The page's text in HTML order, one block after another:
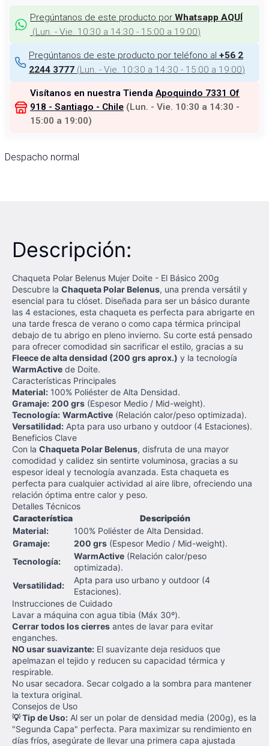
Pregúntanos de este producto por Whatsapp AQUÍ
(Lun. - Vie. 10:30 a 14:30 - 15:00 a 19:00)
Pregúntanos de este producto por teléfono al +56 2
2244 3777 (Lun. - Vie. 10:30 a 14:30 - 15:00 a 19:00)
Visítanos en nuestra Tienda Apoquindo 7331 Of
918 - Santiago - Chile (Lun. - Vie. 10:30 a 14:30 -
15:00 a 19:00)
Despacho normal
Descripción:
Chaqueta Polar Belenus Mujer Doite - El Básico 200g
Descubre la Chaqueta Polar Belenus, una prenda versátil y
esencial para tu clóset. Diseñada para ser un básico durante
las 4 estaciones, esta chaqueta es perfecta para abrigarte en
una tarde fresca de verano o como capa térmica principal
debajo de tu abrigo en pleno invierno. Su corte está pensado
para ofrecer comodidad sin sacrificar el estilo, gracias a su
Fleece de alta densidad (200 grs aprox.) y la tecnología
WarmActive de Doite.
Características Principales
Material: 100% Poliéster de Alta Densidad.
Gramaje: 200 grs (Espesor Medio / Mid-weight).
Tecnología: WarmActive (Relación calor/peso optimizada).
Versatilidad: Apta para uso urbano y outdoor (4 Estaciones).
Beneficios Clave
Con la Chaqueta Polar Belenus, disfruta de una mayor
comodidad y calidez sin sentirte voluminosa, gracias a su
espesor ideal y tecnología avanzada. Esta chaqueta es
perfecta para cualquier actividad al aire libre, ofreciendo una
relación óptima entre calor y peso.
Detalles Técnicos
Característica
Descripción
Material:
100% Poliéster de Alta Densidad.
Gramaje:
200 grs (Espesor Medio / Mid-weight).
Tecnología:
WarmActive (Relación calor/peso
optimizada).
Versatilidad:
Apta para uso urbano y outdoor (4
Estaciones).
Instrucciones de Cuidado
Lavar a máquina con agua tibia (Máx 30º).
Cerrar todos los cierres antes de lavar para evitar
enganches.
NO usar suavizante: El suavizante deja residuos que
apelmazan el tejido y reducen su capacidad térmica y
respirable.
No usar secadora. Secar colgado a la sombra para mantener
la textura original.
Consejos de Uso
💡 Tip de Uso: Al ser un polar de densidad media (200g), es la
"Segunda Capa" perfecta. Para maximizar su rendimiento en
días fríos, asegúrate de llevar una primera capa ajustada